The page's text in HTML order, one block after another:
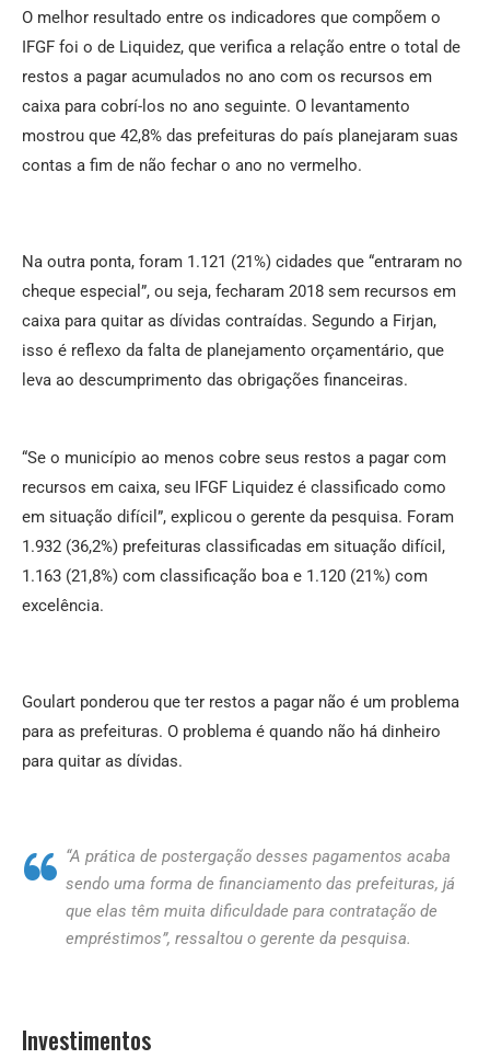
O melhor resultado entre os indicadores que compõem o
IFGF foi o de Liquidez, que verifica a relação entre o total de
restos a pagar acumulados no ano com os recursos em
caixa para cobrí-los no ano seguinte. O levantamento
mostrou que 42,8% das prefeituras do país planejaram suas
contas a fim de não fechar o ano no vermelho.
Na outra ponta, foram 1.121 (21%) cidades que “entraram no
cheque especial”, ou seja, fecharam 2018 sem recursos em
caixa para quitar as dívidas contraídas. Segundo a Firjan,
isso é reflexo da falta de planejamento orçamentário, que
leva ao descumprimento das obrigações financeiras.
“Se o município ao menos cobre seus restos a pagar com
recursos em caixa, seu IFGF Liquidez é classificado como
em situação difícil”, explicou o gerente da pesquisa. Foram
1.932 (36,2%) prefeituras classificadas em situação difícil,
1.163 (21,8%) com classificação boa e 1.120 (21%) com
excelência.
Goulart ponderou que ter restos a pagar não é um problema
para as prefeituras. O problema é quando não há dinheiro
para quitar as dívidas.
“A prática de postergação desses pagamentos acaba
sendo uma forma de financiamento das prefeituras, já
que elas têm muita dificuldade para contratação de
empréstimos”, ressaltou o gerente da pesquisa.
Investimentos